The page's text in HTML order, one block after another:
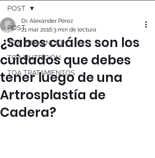
POST
TOA PREVENCIÓN
TOA NUTRICIÓN
TOA TRATAMIENTOS
POST
¿Sabes cuáles son los
cuidados que debes
tener luego de una
Artrosplastía de
Cadera?
Dr. Alexander Pérez
21 mar 20163 min de lectura